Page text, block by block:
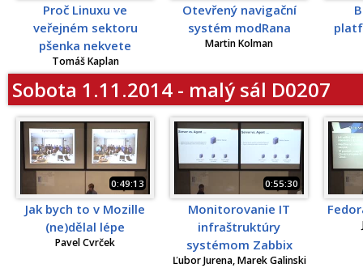
Proč Linuxu ve
veřejném sektoru
pšenka nekvete
Tomáš Kaplan
Otevřený navigační
systém modRana
Martin Kolman
Sobota 1.11.2014 - malý sál D0207
0:49:13
Jak bych to v Mozille
(ne)dělal lépe
Pavel Cvrček
0:55:30
Monitorovanie IT
infraštruktúry
systémom Zabbix
Ľubor Jurena, Marek Galinski